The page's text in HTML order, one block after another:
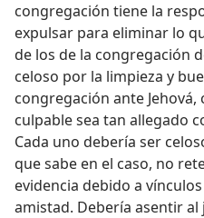
congregación tiene la
expulsar para eliminar lo
de los de la congregación
celoso por la limpieza y
congregación ante
culpable sea tan allegado
Cada uno debería ser
que sabe en el caso, no
evidencia debido a
amistad. Debería asentir